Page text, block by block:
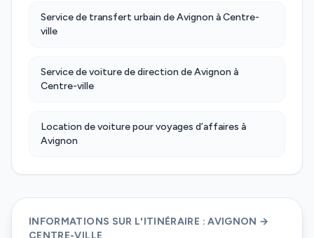
Service de transfert urbain de Avignon à Centre-
ville
Service de voiture de direction de Avignon à
Centre-ville
Location de voiture pour voyages d’affaires à
Avignon
INFORMATIONS SUR L'ITINÉRAIRE : AVIGNON →
CENTRE-VILLE